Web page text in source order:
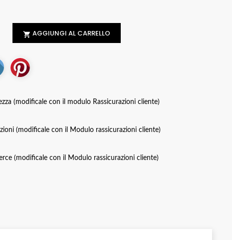
 AGGIUNGI AL CARRELLO
(modificale con il modulo Rassicurazioni cliente)
(modificale con il Modulo rassicurazioni cliente)
(modificale con il Modulo rassicurazioni cliente)